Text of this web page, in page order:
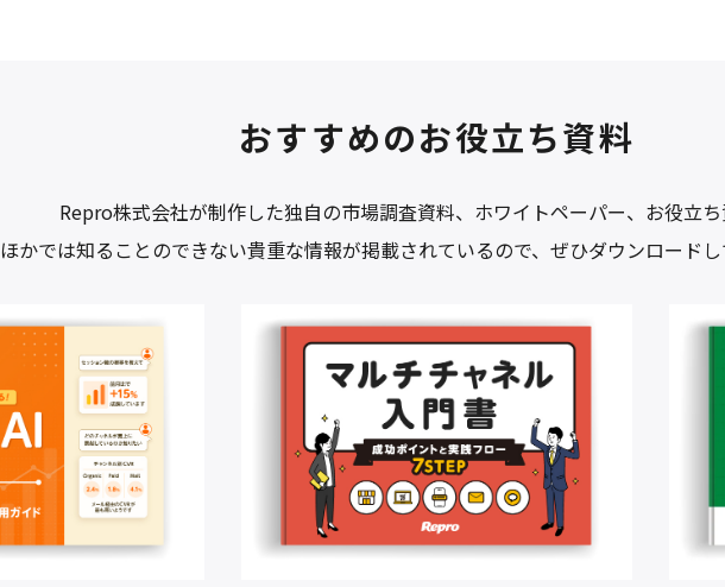
おすすめのお役立ち資料
Repro株式会社が制作した独自の市場調査資料、ホワイトペーパー、お役立ち
ほかでは知ることのできない貴重な情報が掲載されているので、ぜひダウンロードし